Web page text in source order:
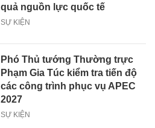
quả nguồn lực quốc tế
SỰ KIỆN
Phó Thủ tướng Thường trực
Phạm Gia Túc kiểm tra tiến độ
các công trình phục vụ APEC
2027
SỰ KIỆN